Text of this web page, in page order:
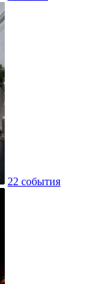
22 события